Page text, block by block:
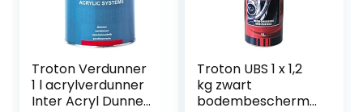
Troton Verdunner
1 l acrylverdunner
Inter Acryl Dunner
Troton UBS 1 x 1,2
kg zwart
bodembeschermi